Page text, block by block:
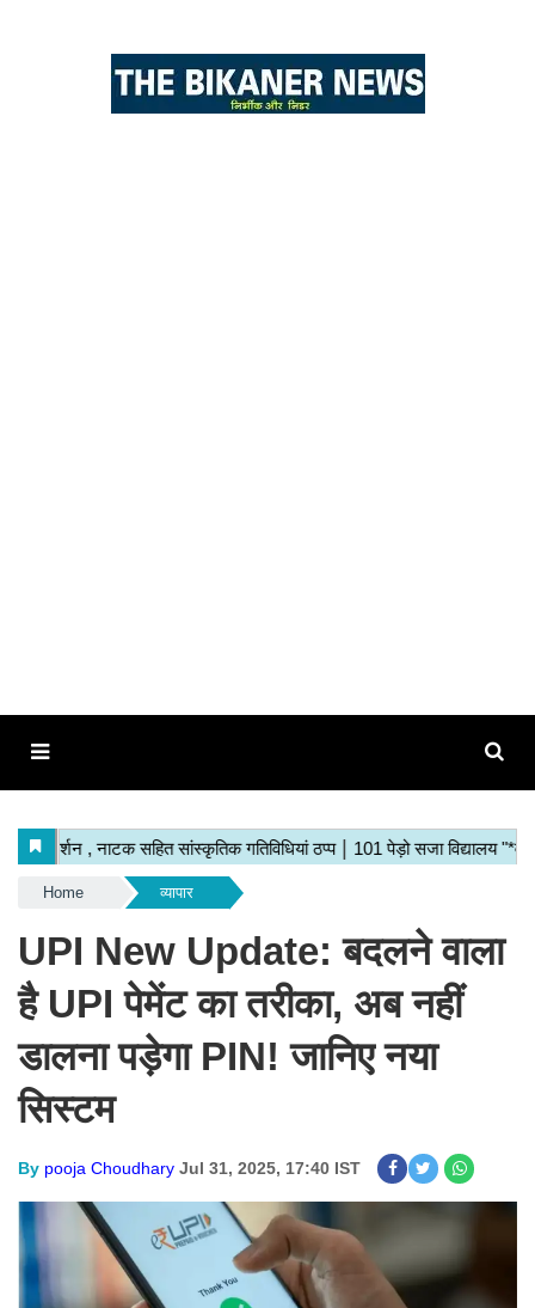
Home व्यापार
UPI New Update: बदलने वाला
है UPI पेमेंट का तरीका, अब नहीं
डालना पड़ेगा PIN! जानिए नया
सिस्टम
By pooja Choudhary Jul 31, 2025, 17:40 IST